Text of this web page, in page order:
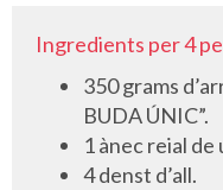
Ingredients per 4
350 grams
BUDA ÚNIC”.
1 ànec reial
4 denst d’all.